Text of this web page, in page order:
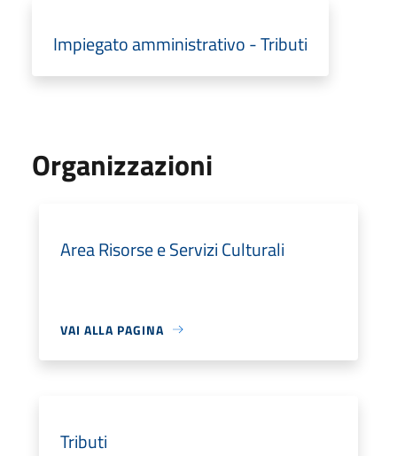
Impiegato amministrativo - Tributi
Organizzazioni
Area Risorse e Servizi Culturali
VAI ALLA PAGINA
Tributi